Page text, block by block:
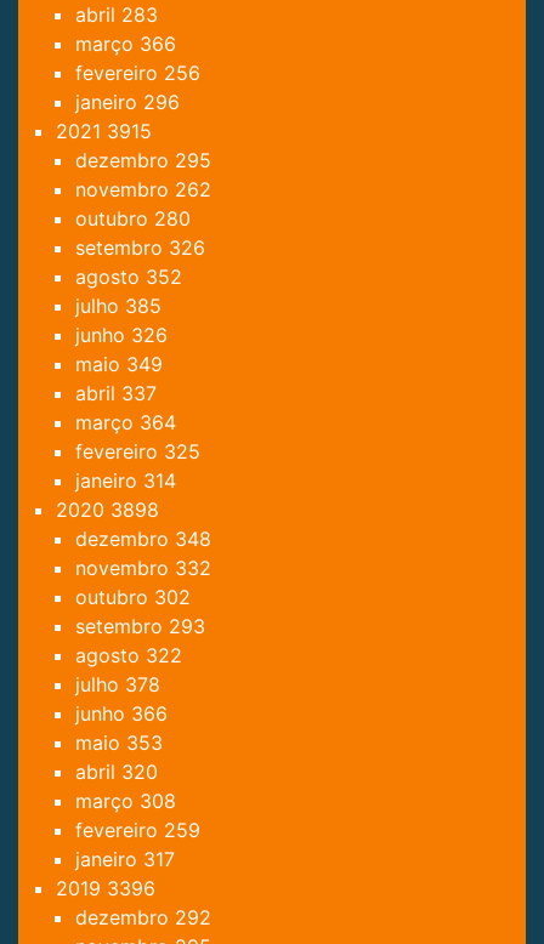
abril 283
março 366
fevereiro 256
janeiro 296
2021 3915
dezembro 295
novembro 262
outubro 280
setembro 326
agosto 352
julho 385
junho 326
maio 349
abril 337
março 364
fevereiro 325
janeiro 314
2020 3898
dezembro 348
novembro 332
outubro 302
setembro 293
agosto 322
julho 378
junho 366
maio 353
abril 320
março 308
fevereiro 259
janeiro 317
2019 3396
dezembro 292